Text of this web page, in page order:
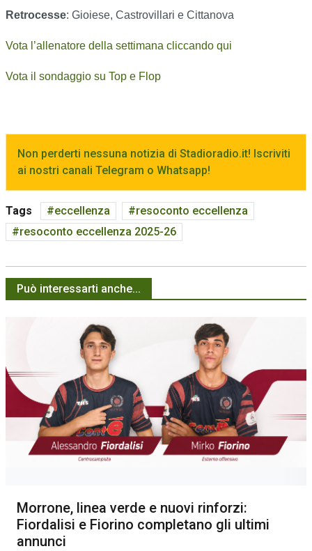
Retrocesse: Gioiese, Castrovillari e Cittanova
Vota l’allenatore della settimana cliccando qui
Vota il sondaggio su Top e Flop
Non perderti nessuna notizia di Stadioradio.it! Iscriviti
ai nostri canali Telegram o Whatsapp!
Tags eccellenza
resoconto eccellenza
resoconto eccellenza 2025-26
Può interessarti anche...
Morrone, linea verde e nuovi rinforzi:
Fiordalisi e Fiorino completano gli ultimi
annunci